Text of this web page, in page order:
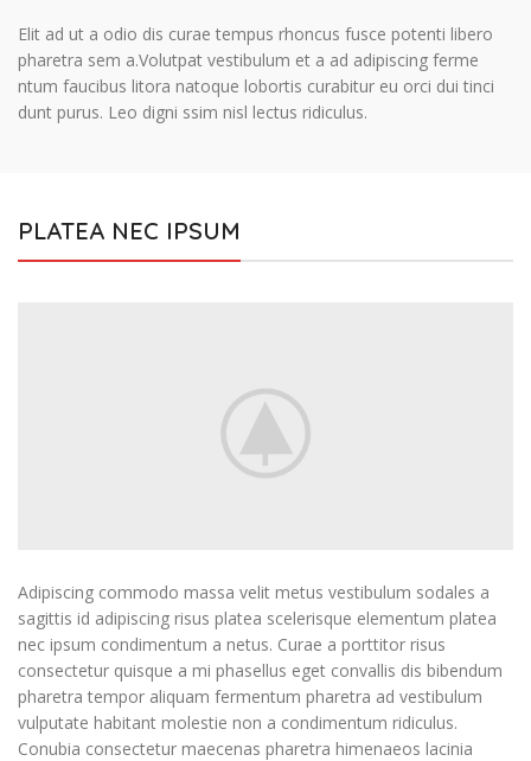
Elit ad ut a odio dis curae tempus rhoncus fusce potenti libero
pharetra sem a.Volutpat vestibulum et a ad adipiscing ferme
ntum faucibus litora natoque lobortis curabitur eu orci dui tinci
dunt purus. Leo digni ssim nisl lectus ridiculus.
PLATEA NEC IPSUM
Adipiscing commodo massa velit metus vestibulum sodales a
sagittis id adipiscing risus platea scelerisque elementum platea
nec ipsum condimentum a netus. Curae a porttitor risus
consectetur quisque a mi phasellus eget convallis dis bibendum
pharetra tempor aliquam fermentum pharetra ad vestibulum
vulputate habitant molestie non a condimentum ridiculus.
Conubia consectetur maecenas pharetra himenaeos lacinia